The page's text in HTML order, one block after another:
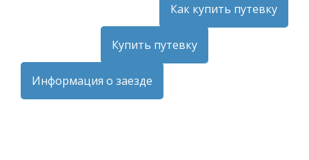
Как купить путевку
Купить путевку
Информация о заезде